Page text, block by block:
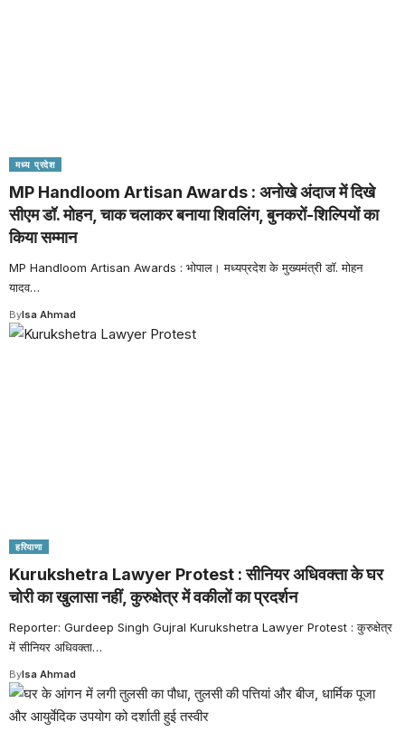
मध्य प्रदेश
MP Handloom Artisan Awards : अनोखे अंदाज में दिखे
सीएम डॉ. मोहन, चाक चलाकर बनाया शिवलिंग, बुनकरों-शिल्पियों का
किया सम्मान
MP Handloom Artisan Awards : भोपाल। मध्यप्रदेश के मुख्यमंत्री डॉ. मोहन
यादव…
ByIsa Ahmad
हरियाणा
Kurukshetra Lawyer Protest : सीनियर अधिवक्ता के घर
चोरी का खुलासा नहीं, कुरुक्षेत्र में वकीलों का प्रदर्शन
Reporter: Gurdeep Singh Gujral Kurukshetra Lawyer Protest : कुरुक्षेत्र
में सीनियर अधिवक्ता…
ByIsa Ahmad